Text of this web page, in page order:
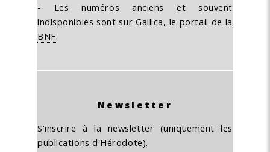
- Les numéros anciens et souvent
indisponibles sontsur Gallica, le portail de la
BNF.
Newsletter
S'inscrire à la newsletter (uniquement les
publications d'Hérodote).